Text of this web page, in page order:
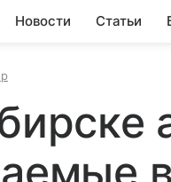
Новости Статьи